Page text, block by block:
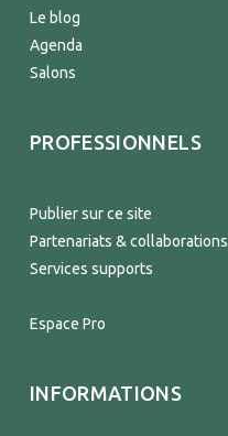
Le blog
Agenda
Salons
PROFESSIONNELS
Publier sur ce site
Partenariats & collaborations
Services supports
Espace Pro
INFORMATIONS